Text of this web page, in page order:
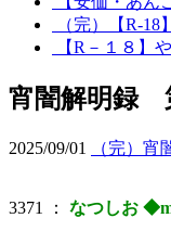
（完）【R-
【R－１８】
宵闇解明録
2025/09/01 （完）宵
3371 ： なつしお